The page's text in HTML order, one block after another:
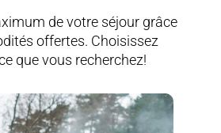
de votre séjour grâce
offertes. Choisissez
que vous recherchez!